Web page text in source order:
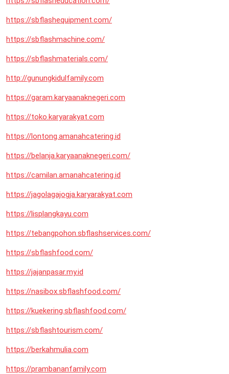
https://sbflashequipment.com/
https://sbflashmachine.com/
https://sbflashmaterials.com/
http://gunungkidulfamily.com
https://garam.karyaanaknegeri.com
https://toko.karyarakyat.com
https://lontong.amanahcatering.id
https://belanja.karyaanaknegeri.com/
https://camilan.amanahcatering.id
https://jagolagajogja.karyarakyat.com
https://lisplangkayu.com
https://tebangpohon.sbflashservices.com/
https://sbflashfood.com/
https://jajanpasar.my.id
https://nasibox.sbflashfood.com/
https://kuekering.sbflashfood.com/
https://sbflashtourism.com/
https://berkahmulia.com
https://prambananfamily.com